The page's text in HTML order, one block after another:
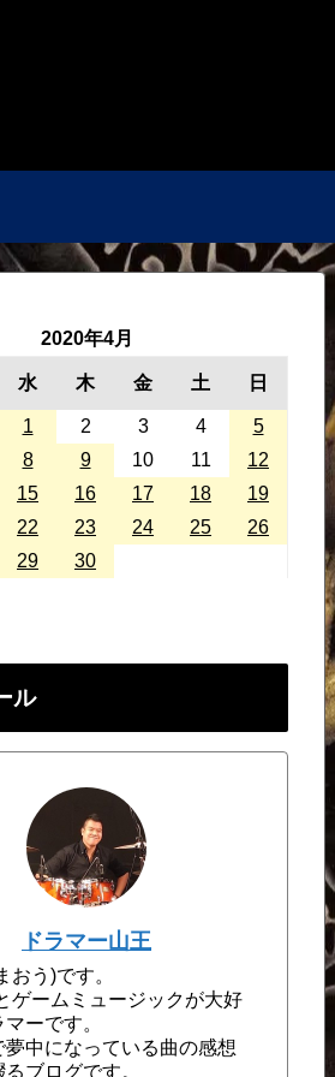
2020年4月
水 木 金 土 日
1 2 3 4
5
8 9 10 11
12
15 16 17 18
19
22 23 24 25
26
29 30
ル
ドラマー山王
おう)です。
ゲームミュージックが大好
ーです。
夢中になっている曲の感想
ブログです。